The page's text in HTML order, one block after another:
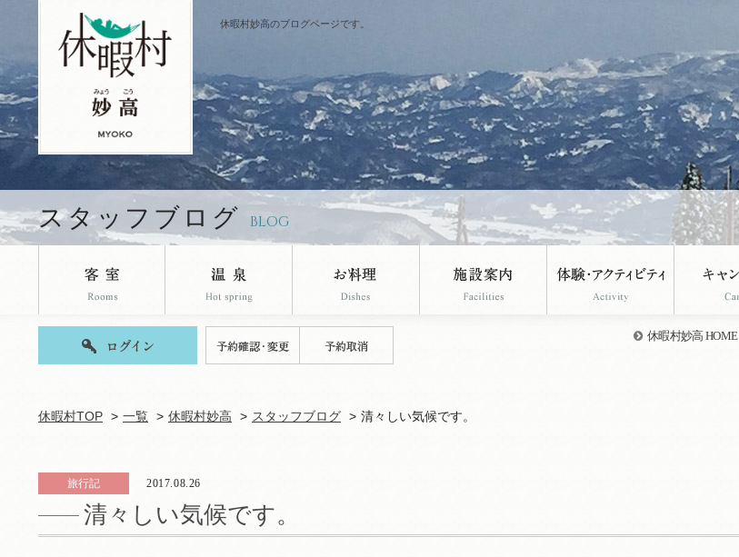
休暇村妙高のブログページです。
スタッフブログ BLOG
休暇村妙高 HOME
休暇村TOP 一覧 休暇村妙高 スタッフブログ 清々しい気候です。
旅行記 2017.08.26
清々しい気候です。